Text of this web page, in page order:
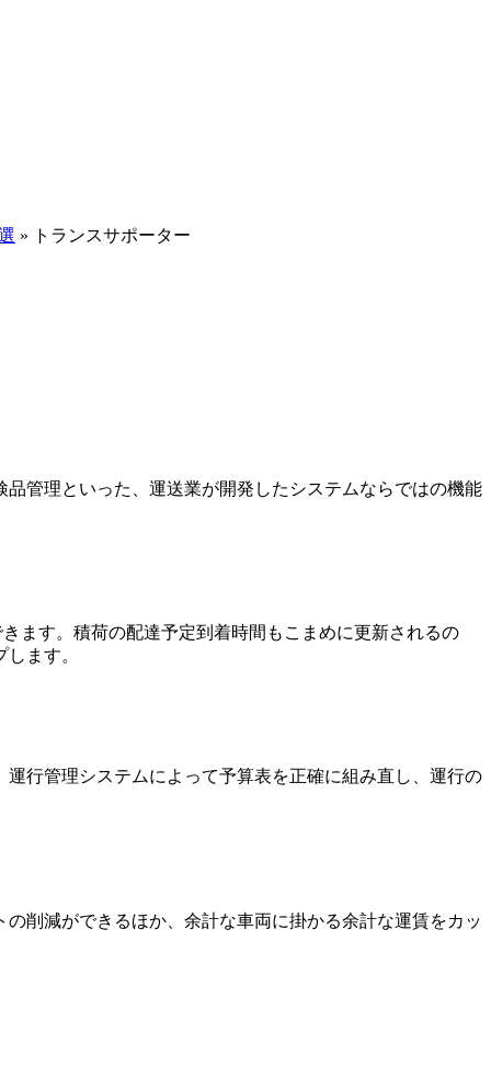
» トランスサポーター
管理といった、運送業が開発したシステムならではの機能
ます。 積荷の配達予定到着時間もこまめに更新されるの
ます。
運行管理システムによって予算表を正確に組み直し、運行の
削減ができるほか、余計な車両に掛かる余計な運賃をカッ